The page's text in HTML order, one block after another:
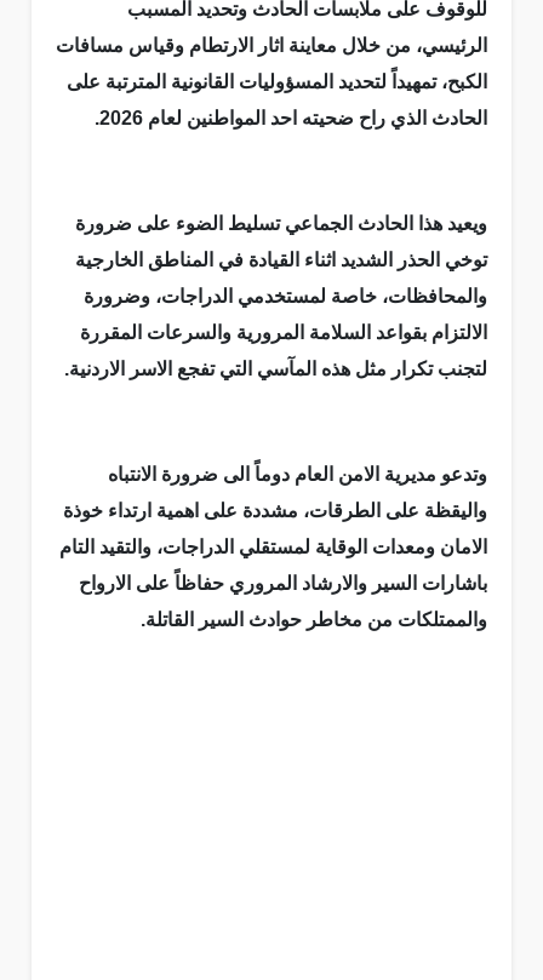
للوقوف على ملابسات الحادث وتحديد المسبب
الرئيسي، من خلال معاينة اثار الارتطام وقياس مسافات
الكبح، تمهيداً لتحديد المسؤوليات القانونية المترتبة على
الحادث الذي راح ضحيته احد المواطنين لعام 2026.
ويعيد هذا الحادث الجماعي تسليط الضوء على ضرورة
توخي الحذر الشديد اثناء القيادة في المناطق الخارجية
والمحافظات، خاصة لمستخدمي الدراجات، وضرورة
الالتزام بقواعد السلامة المرورية والسرعات المقررة
لتجنب تكرار مثل هذه المآسي التي تفجع الاسر الاردنية.
وتدعو مديرية الامن العام دوماً الى ضرورة الانتباه
واليقظة على الطرقات، مشددة على اهمية ارتداء خوذة
الامان ومعدات الوقاية لمستقلي الدراجات، والتقيد التام
باشارات السير والارشاد المروري حفاظاً على الارواح
والممتلكات من مخاطر حوادث السير القاتلة.